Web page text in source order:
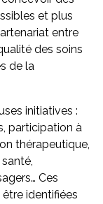
et plus
entre
des soins
de la
initiatives :
participation à
thérapeutique,
Ces
identifiées